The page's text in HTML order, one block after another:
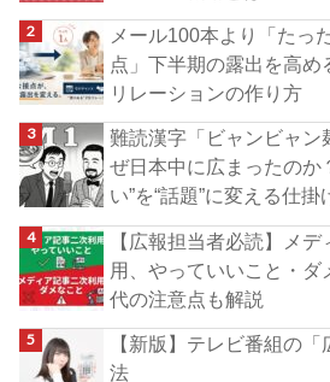
メール100本より「たっ
点」下半期の露出を高め
リレーションの作り方
難読漢字「ビャンビャン
ぜ日本中に広まったの
い”を“話題”に変える仕掛
【広報担当者必読】メ
用、やっていいこと・
代の注意点も解説
【新版】テレビ番組の
法